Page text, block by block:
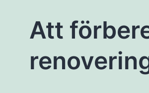
Att